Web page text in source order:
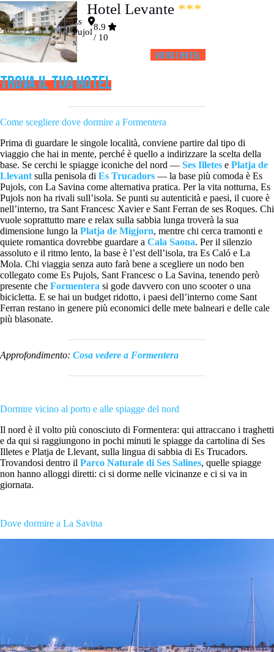
Hotel Levante ***
Es
Pujol
s
8.9
/ 10
Visita l’HOTEL
TROVA IL TUO HOTEL
Come scegliere dove dormire a Formentera
Prima di guardare le singole località, conviene partire dal tipo di
viaggio che hai in mente, perché è quello a indirizzare la scelta della
base. Se cerchi le spiagge iconiche del nord — Ses Illetes e Platja de
Llevant sulla penisola di Es Trucadors — la base più comoda è Es
Pujols, con La Savina come alternativa pratica. Per la vita notturna, Es
Pujols non ha rivali sull’isola. Se punti su autenticità e paesi, il cuore è
nell’interno, tra Sant Francesc Xavier e Sant Ferran de ses Roques. Chi
vuole soprattutto mare e relax sulla sabbia lunga troverà la sua
dimensione lungo la Platja de Migjorn, mentre chi cerca tramonti e
quiete romantica dovrebbe guardare a Cala Saona. Per il silenzio
assoluto e il ritmo lento, la base è l’est dell’isola, tra Es Caló e La
Mola. Chi viaggia senza auto farà bene a scegliere un nodo ben
collegato come Es Pujols, Sant Francesc o La Savina, tenendo però
presente che Formentera si gode davvero con uno scooter o una
bicicletta. E se hai un budget ridotto, i paesi dell’interno come Sant
Ferran restano in genere più economici delle mete balneari e delle cale
più blasonate.
Approfondimento: Cosa vedere a Formentera
Dormire vicino al porto e alle spiagge del nord
Il nord è il volto più conosciuto di Formentera: qui attraccano i traghetti
e da qui si raggiungono in pochi minuti le spiagge da cartolina di Ses
Illetes e Platja de Llevant, sulla lingua di sabbia di Es Trucadors.
Trovandosi dentro il Parco Naturale di Ses Salines, quelle spiagge
non hanno alloggi diretti: ci si dorme nelle vicinanze e ci si va in
giornata.
Dove dormire a La Savina